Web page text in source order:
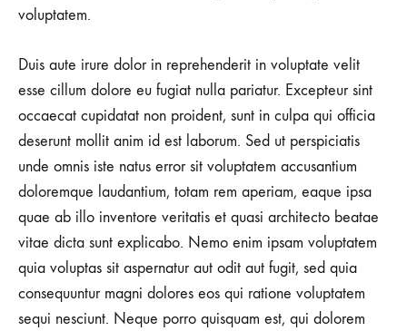
voluptatem.
Duis aute irure dolor in reprehenderit in voluptate velit
esse cillum dolore eu fugiat nulla pariatur. Excepteur sint
occaecat cupidatat non proident, sunt in culpa qui officia
deserunt mollit anim id est laborum. Sed ut perspiciatis
unde omnis iste natus error sit voluptatem accusantium
doloremque laudantium, totam rem aperiam, eaque ipsa
quae ab illo inventore veritatis et quasi architecto beatae
vitae dicta sunt explicabo. Nemo enim ipsam voluptatem
quia voluptas sit aspernatur aut odit aut fugit, sed quia
consequuntur magni dolores eos qui ratione voluptatem
sequi nesciunt. Neque porro quisquam est, qui dolorem